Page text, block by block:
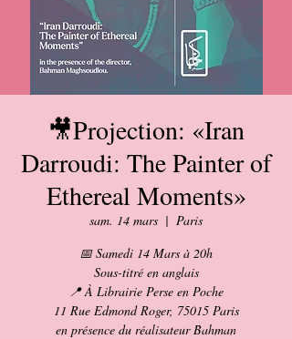
🎥Projection: «Iran
Darroudi: The Painter of
Ethereal Moments»
sam. 14 mars
  |
Paris
📅 Samedi 14 Mars à 20h
Sous-titré en anglais
📍 À Librairie Perse en Poche
11 Rue Edmond Roger, 75015 Paris
en présence du réalisateur Bahman